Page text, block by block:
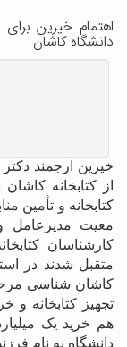
اهتمام خیرین
دانشگاه کاشان
خیرین ارجمند
از کتابخانه
کتابخانه و تأمین
معیت مدیرعامل
کارشناسان
متقبل شدند در
کاشان شناسی
تجهیز کتابخانه و
هم خرید یک
دانشگاه به نام